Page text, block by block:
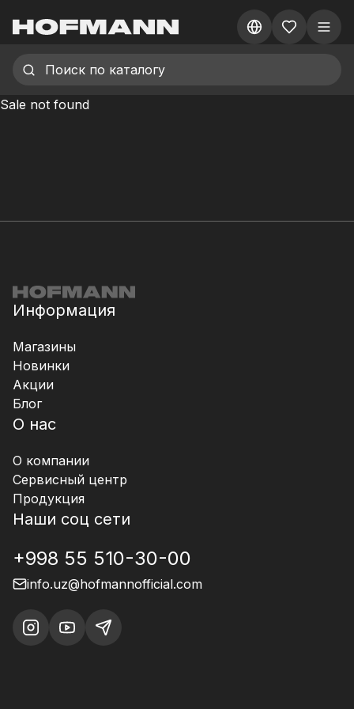
Sale not found
Информация
Магазины
Новинки
Акции
Блог
О нас
О компании
Сервисный центр
Продукция
Наши соц сети
+998 55 510-30-00
info.uz@hofmannofficial.com